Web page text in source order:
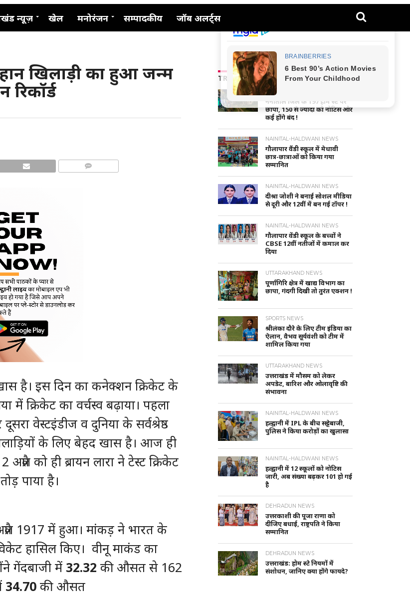
न्यूज़ खेल मनोरंजन सम्पादकीय जॉब अलर्ट्स
खिलाड़ी का हुआ जन्म
है। इस दिन का कनेक्शन क्रिकेट के
में क्रिकेट का वर्चस्व बढ़ाया। पहला
वेस्टइंडीज व दुनिया के सर्वश्रेष्ठ
के लिए बेहद खास है। आज ही
को ही ब्रायन लारा ने टेस्ट क्रिकेट
पाया है।
1917 में हुआ। मांकड़ ने भारत के
हासिल किए। वीनू माकंड का
गेंदबाजी में 32.32 की औसत से 162
34.70की औसत
TRENDING NEWS
UTTARAKHAND NEWS
नैनीताल जिले के 197 होम स्टे पर
छापा, 150 से ज्यादा को नोटिस और
कई होंगे बंद !
NAINITAL-HALDWANI NEWS
गौलापार वैंडी स्कूल में मेधावी
छात्र-छात्राओं को किया गया
सम्मानित
NAINITAL-HALDWANI NEWS
दीश्रा जोशी ने बनाई सोशल मीडिया
से दूरी और 12वीं में बन गई टॉपर !
NAINITAL-HALDWANI NEWS
गौलापार वेंडी स्कूल के बच्चों ने
CBSE 12वीं नतीजों में कमाल कर
दिया
UTTARAKHAND NEWS
पूर्णागिरि क्षेत्र में खाद्य विभाग का
छापा, गंदगी दिखी तो तुरंत एक्शन !
SPORTS NEWS
श्रीलंका दौरे के लिए टीम इंडिया का
ऐलान, वैभव सूर्यवंशी को टीम में
शामिल किया गया
UTTARAKHAND NEWS
उत्तराखंड में मौसम को लेकर
अपडेट, बारिश और ओलावृष्टि की
संभावना
NAINITAL-HALDWANI NEWS
हल्द्वानी में IPL के बीच सट्टेबाजी,
पुलिस ने किया करोड़ों का खुलासा
NAINITAL-HALDWANI NEWS
हल्द्वानी में 12 स्कूलों को नोटिस
जारी, अब संख्या बढ़कर 101 हो गई
है
DEHRADUN NEWS
उत्तरकाशी की पूजा राणा को
दीजिए बधाई, राष्ट्रपति ने किया
सम्मानित
DEHRADUN NEWS
उत्तराखंड: होम स्टे नियमों में
संशोधन, जानिए क्या होंगे फायदे?